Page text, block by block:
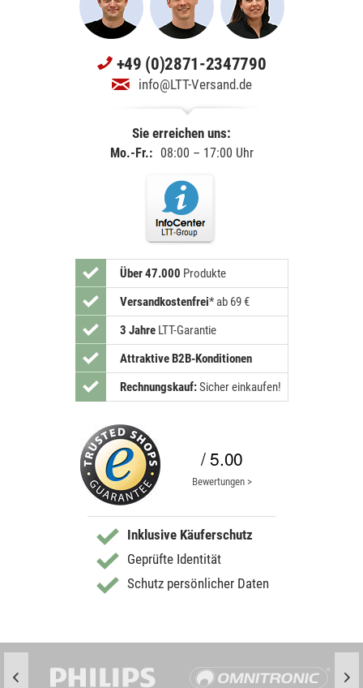
+49 (0)2871-2347790
info@LTT-Versand.de
Sie erreichen uns:
Mo.-Fr.: 08:00 – 17:00 Uhr
Über 47.000 Produkte
Versandkostenfrei* ab 69 €
3 JahreLTT-Garantie
Attraktive B2B-Konditionen
Rechnungskauf:Sicher einkaufen!
/ 5.00
Bewertungen >
Inklusive Käuferschutz
Geprüfte Identität
Schutz persönlicher Daten